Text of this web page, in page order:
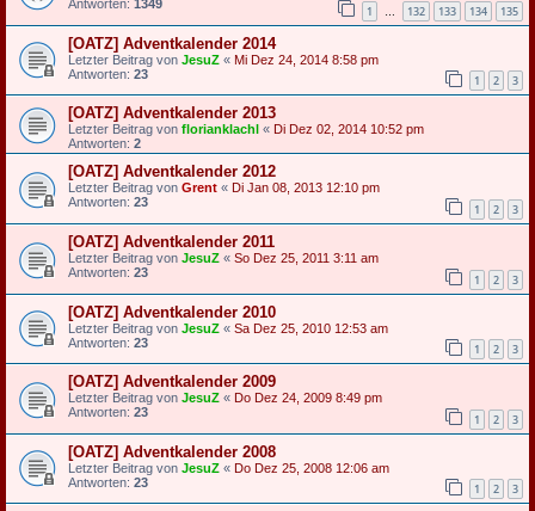
Antworten: 1349 1 … 132 133 134 135
[OATZ] Adventkalender 2014
Letzter Beitrag von JesuZ « Mi Dez 24, 2014 8:58 pm
Antworten: 23 1 2 3
[OATZ] Adventkalender 2013
Letzter Beitrag von florianklachl « Di Dez 02, 2014 10:52 pm
Antworten: 2
[OATZ] Adventkalender 2012
Letzter Beitrag von Grent « Di Jan 08, 2013 12:10 pm
Antworten: 23 1 2 3
[OATZ] Adventkalender 2011
Letzter Beitrag von JesuZ « So Dez 25, 2011 3:11 am
Antworten: 23 1 2 3
[OATZ] Adventkalender 2010
Letzter Beitrag von JesuZ « Sa Dez 25, 2010 12:53 am
Antworten: 23 1 2 3
[OATZ] Adventkalender 2009
Letzter Beitrag von JesuZ « Do Dez 24, 2009 8:49 pm
Antworten: 23 1 2 3
[OATZ] Adventkalender 2008
Letzter Beitrag von JesuZ « Do Dez 25, 2008 12:06 am
Antworten: 23 1 2 3